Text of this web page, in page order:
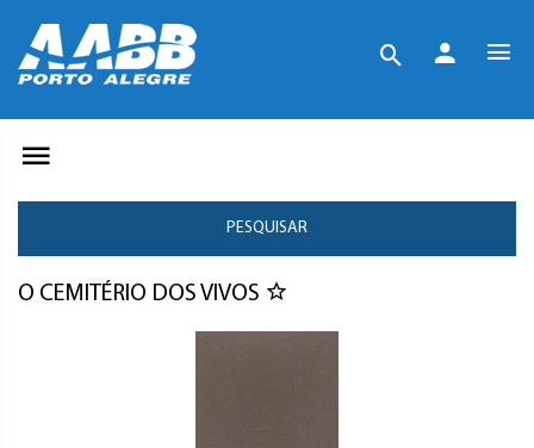
PESQUISAR
O CEMITÉRIO DOS VIVOS